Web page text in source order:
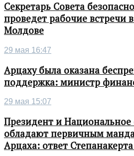
Секретарь Совета
проведет рабочие встречи
Молдове
29 мая 16:47
Арцаху была оказана
поддержка: министр
29 мая 15:07
Президент и Национальное
обладают первичным
Арцаха: ответ